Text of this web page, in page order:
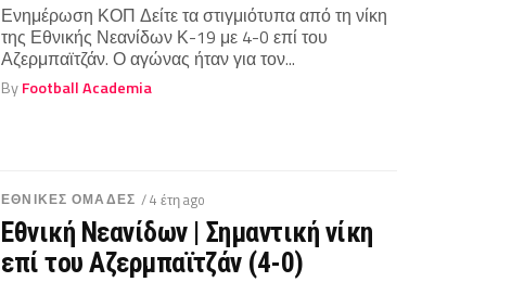
Ενημέρωση ΚΟΠ Δείτε τα στιγμιότυπα από τη νίκη
της Εθνικής Νεανίδων Κ-19 με 4-0 επί του
Αζερμπαϊτζάν. Ο αγώνας ήταν για τον...
ByFootball Academia
ΕΘΝΙΚΕΣ ΟΜΑΔΕΣ / 4 έτη ago
Εθνική Νεανίδων | Σημαντική νίκη
επί του Αζερμπαϊτζάν (4-0)